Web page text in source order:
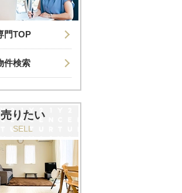
門TOP
件検索
売りたい
SELL